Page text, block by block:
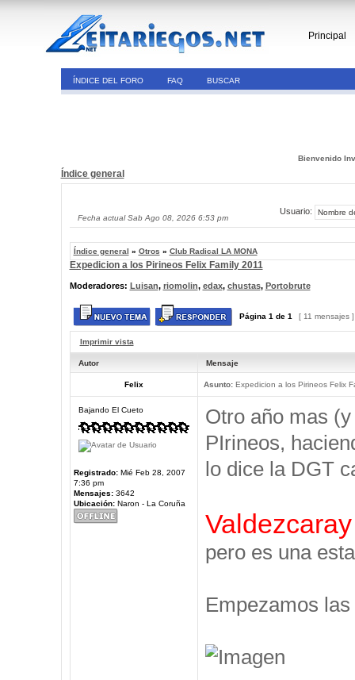
Principal
ÍNDICE DEL FORO FAQ BUSCAR
Bienvenido
Índice general
Fecha actual Sab Ago 08, 2026 6:53 pm
Usuario:
Índice general » Otros » Club Radical LA MONA
Expedicion a los Pirineos Felix Family 2011
Moderadores: Luisan, riomolin, edax, chustas, Portobrute
Página 1 de 1 [ 11 mensajes
Imprimir vista
Autor Mensaje
Felix Asunto:Expedicion a los Pirineos Felix
Bajando El Cueto
Registrado:Mié Feb 28, 2007
7:36 pm
Mensajes:3642
Ubicación:Naron - La Coruña
Otro año mas
PIrineos,
lo dice la DGT
Valdezcaray
pero es una
Empezamos